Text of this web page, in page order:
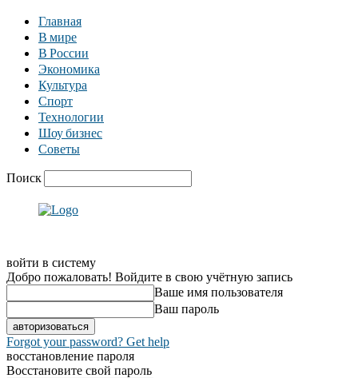
Главная
В мире
В России
Экономика
Культура
Спорт
Технологии
Шоу бизнес
Советы
Поиск
войти в систему
Добро пожаловать! Войдите в свою учётную запись
Ваше имя пользователя
Ваш пароль
Forgot your password? Get help
восстановление пароля
Восстановите свой пароль